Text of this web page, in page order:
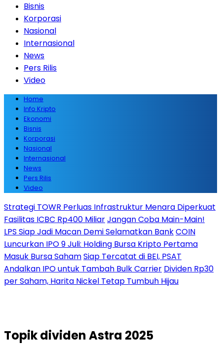
Bisnis
Korporasi
Nasional
Internasional
News
Pers Rilis
Video
Home
Info Kripto
Ekonomi
Bisnis
Korporasi
Nasional
Internasional
News
Pers Rilis
Video
Strategi TOWR Perluas Infrastruktur Menara Diperkuat
Fasilitas ICBC Rp400 MiliarJangan Coba Main-Main!
LPS Siap Jadi Macan Demi Selamatkan BankCOIN
Luncurkan IPO 9 Juli: Holding Bursa Kripto Pertama
Masuk Bursa SahamSiap Tercatat di BEI, PSAT
Andalkan IPO untuk Tambah Bulk Carrier Dividen Rp30
per Saham, Harita Nickel Tetap Tumbuh Hijau
Topikdividen Astra 2025